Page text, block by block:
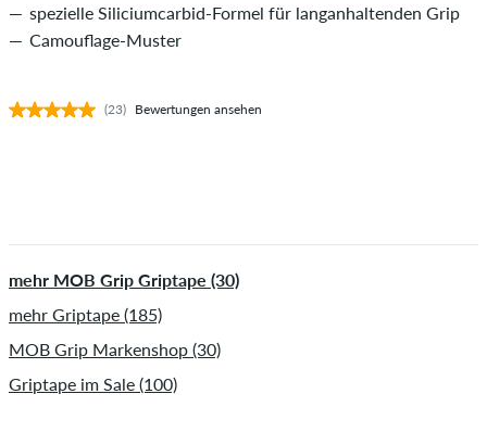
spezielle Siliciumcarbid-Formel für langanhaltenden Grip
Camouflage-Muster
(23) Bewertungen ansehen
mehr MOB Grip Griptape (30)
mehr Griptape (185)
MOB Grip Markenshop (30)
Griptape im Sale (100)